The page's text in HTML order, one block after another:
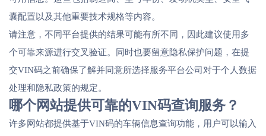
囊配置以及其他重要技术规格等内容。
请注意，不同平台提供的结果可能有所不同，因此建议使用多
个可靠来源进行交叉验证。同时也要留意隐私保护问题，在提
交VIN码之前确保了解并同意所选择服务平台公司对于个人数据
处理和隐私政策的规定。
哪个网站提供可靠的VIN码查询服务？
许多网站都提供基于VIN码的车辆信息查询功能，用户可以输入